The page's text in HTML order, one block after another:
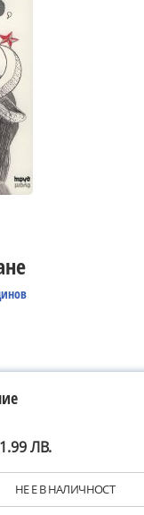
ЛВ.
НЕ Е В НАЛИЧНОСТ